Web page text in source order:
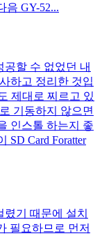
음 GY-52...
할 수 없었던 내
하고 정리한 것입
제대로 찌르고 있
기동하지 않으면
인스톨 하는지 좋
SD Card Foratter
렸기 때문에 설치
필요하므로 먼저